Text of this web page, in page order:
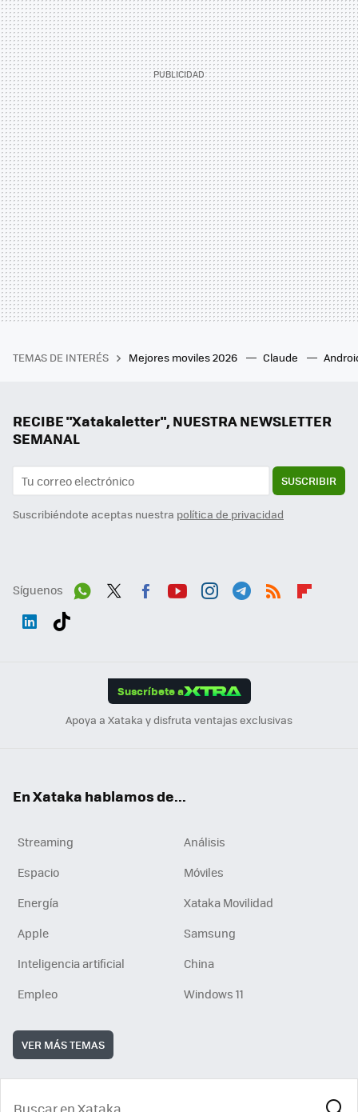
TEMAS DE INTERÉS Mejores moviles 2026 Claude
RECIBE "Xatakaletter", NUESTRA NEWSLETTER
SEMANAL
SUSCRIBIR
Suscribiéndote aceptas nuestra política de privacidad
Síguenos
Suscríbete a
Apoya a Xataka y disfruta ventajas exclusivas
En Xataka hablamos de...
Streaming
Análisis
Espacio
Móviles
Energía
Xataka Movilidad
Apple
Samsung
Inteligencia artificial
China
Empleo
Windows 11
VER MÁS TEMAS